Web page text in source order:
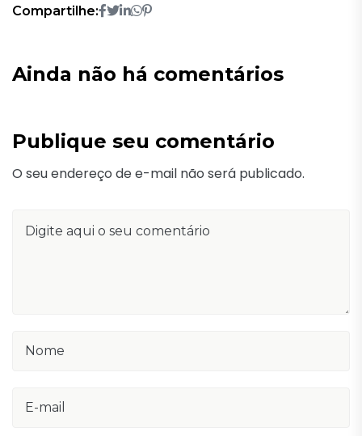
Compartilhe:
Ainda não há comentários
Publique seu comentário
O seu endereço de e-mail não será publicado.